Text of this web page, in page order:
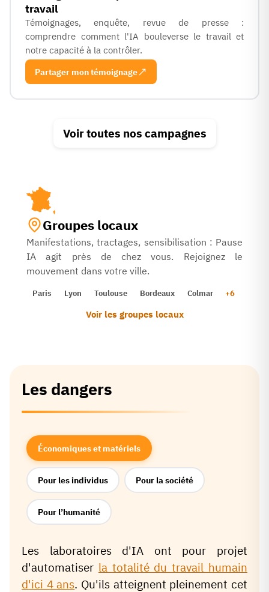
travail
Témoignages, enquête, revue de presse :
comprendre comment l'IA bouleverse le travail et
notre capacité à la contrôler.
Partager mon témoignage
Voir toutes nos campagnes
Groupes locaux
Manifestations, tractages, sensibilisation : Pause
IA agit près de chez vous. Rejoignez le
mouvement dans votre ville.
Paris Lyon Toulouse Bordeaux Colmar +6
Voir les groupes locaux
Les dangers
Économiques et matériels
Pour les individus Pour la société
Pour l’humanité
Les laboratoires d'IA ont pour projet
d'automatiser la totalité du travail humain
d'ici 4 ans. Qu'ils atteignent pleinement cet